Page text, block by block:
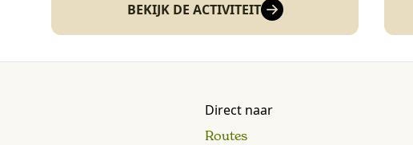
BEKIJK DE ACTIVITEIT
Direct naar
Routes